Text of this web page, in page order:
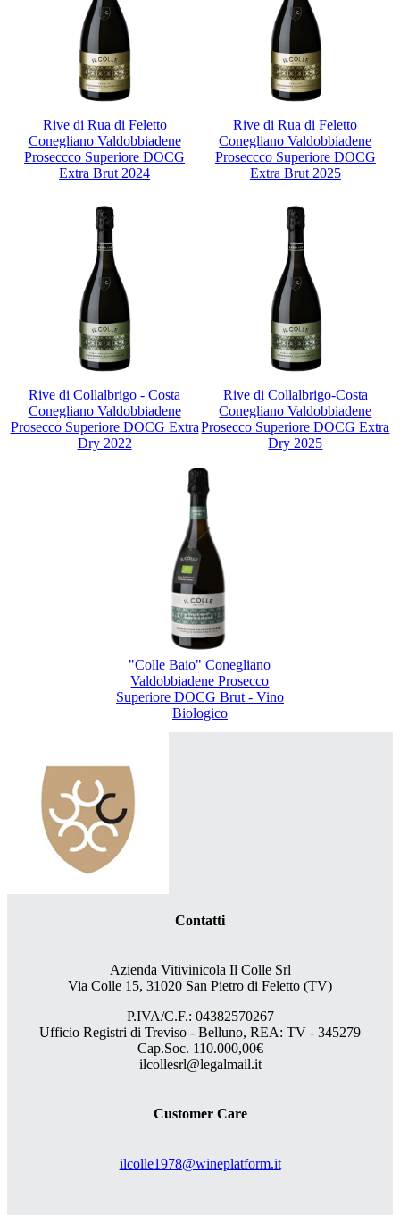
Rive di Rua di Feletto
Conegliano Valdobbiadene
Proseccco Superiore DOCG
Extra Brut 2024
Rive di Rua di Feletto
Conegliano Valdobbiadene
Proseccco Superiore DOCG
Extra Brut 2025
Rive di Collalbrigo - Costa
Conegliano Valdobbiadene
Prosecco Superiore DOCG Extra
Dry 2022
Rive di Collalbrigo-Costa
Conegliano Valdobbiadene
Prosecco Superiore DOCG Extra
Dry 2025
"Colle Baio" Conegliano
Valdobbiadene Prosecco
Superiore DOCG Brut - Vino
Biologico
Contatti
Azienda Vitivinicola Il Colle Srl
Via Colle 15, 31020 San Pietro di Feletto (TV)
P.IVA/C.F.: 04382570267
Ufficio Registri di Treviso - Belluno, REA: TV - 345279
Cap.Soc. 110.000,00€
ilcollesrl@legalmail.it
Customer Care
ilcolle1978@wineplatform.it